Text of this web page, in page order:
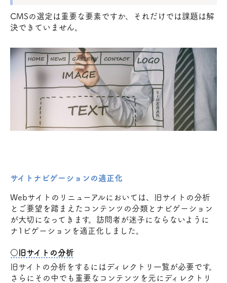
CMSの選定は重要な要素ですか、それだけでは課題は解
決できていません。
サイトナビゲーションの適正化
Webサイトのリニューアルにおいては、旧サイトの分析
とご要望を踏まえたコンテンツの分類とナビゲーション
が大切になってきます。訪問者が迷子にならないように
ナ1ビゲーションを適正化しました。
○旧サイトの分析
旧サイトの分析をするにはディレクトリ一覧が必要です。
さらにその中でも重要なコンテンツを元にディレクトリ